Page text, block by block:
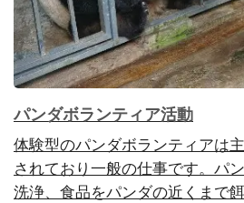
パンダボランティア活動
体験型のパンダボランティアは
されており一般の仕事です。パ
洗浄、食品をパンダの近くまで